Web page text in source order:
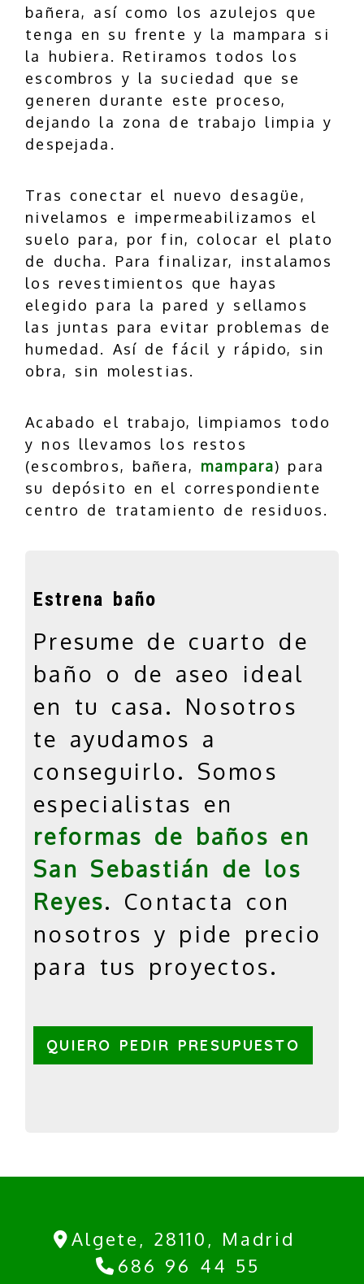
bañera, así como los azulejos que
tenga en su frente y la mampara si
la hubiera. Retiramos todos los
escombros y la suciedad que se
generen durante este proceso,
dejando la zona de trabajo limpia y
despejada.
Tras conectar el nuevo desagüe,
nivelamos e impermeabilizamos el
suelo para, por fin, colocar el plato
de ducha. Para finalizar, instalamos
los revestimientos que hayas
elegido para la pared y sellamos
las juntas para evitar problemas de
humedad. Así de fácil y rápido, sin
obra, sin molestias.
Acabado el trabajo, limpiamos todo
y nos llevamos los restos
(escombros, bañera, mampara) para
su depósito en el correspondiente
centro de tratamiento de residuos.
Estrena baño
jumbotron
Presume de cuarto de
baño o de aseo ideal
en tu casa. Nosotros
te ayudamos a
conseguirlo. Somos
especialistas en
reformas de baños en
San Sebastián de los
Reyes. Contacta con
nosotros y pide precio
para tus proyectos.
QUIERO PEDIR PRESUPUESTO
Algete, 28110, Madrid
686 96 44 55